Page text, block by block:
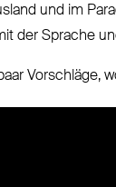
und im
der Sprache
Vorschläge,